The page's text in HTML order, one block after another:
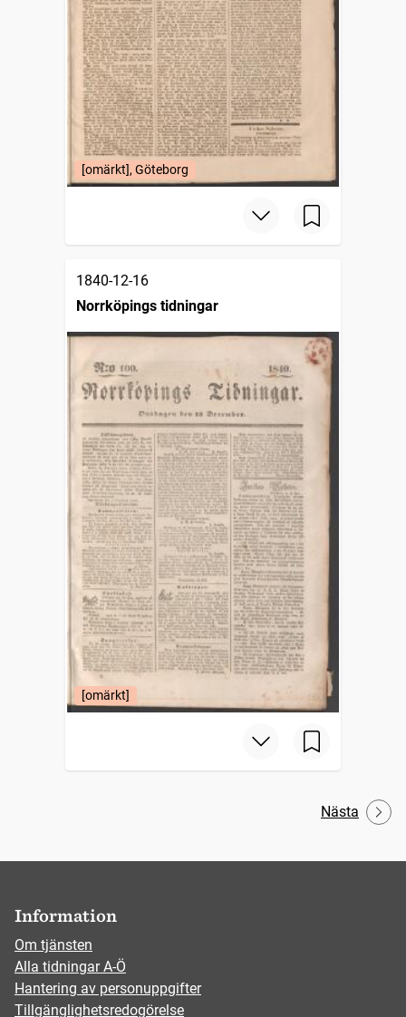
[omärkt], Göteborg
1840-12-16
Norrköpings tidningar
[omärkt]
Nästa
Information
Om tjänsten
Alla tidningar A-Ö
Hantering av personuppgifter
Tillgänglighetsredogörelse